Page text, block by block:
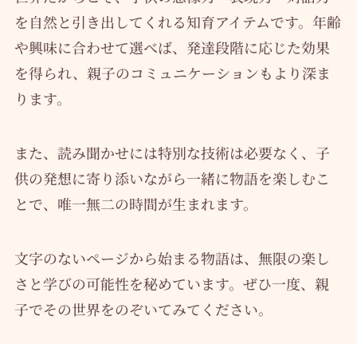
を自然と引き出してくれる知育アイテムです。年齢
や興味に合わせて選べば、発達段階に応じた効果
を得られ、親子のコミュニケーションもより深ま
ります。
また、読み聞かせには特別な技術は必要なく、子
供の発想に寄り添いながら一緒に物語を楽しむこ
とで、唯一無二の時間が生まれます。
文字のないページから始まる物語は、無限の楽し
さと学びの可能性を秘めています。ぜひ一度、親
子でその世界をのぞいてみてください。